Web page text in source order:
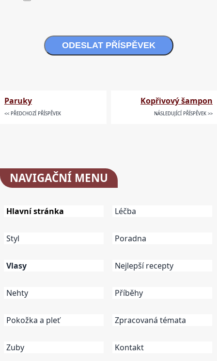
ODESLAT PŘÍSPĚVEK
Paruky
<< PŘEDCHOZÍ PŘÍSPĚVEK
Kopřivový šampon
NÁSLEDUJÍCÍ PŘÍSPĚVEK >>
NAVIGAČNÍ MENU
Hlavní stránka
Styl
Vlasy
Nehty
Pokožka a pleť
Zuby
Léčba
Poradna
Nejlepší recepty
Příběhy
Zpracovaná témata
Kontakt